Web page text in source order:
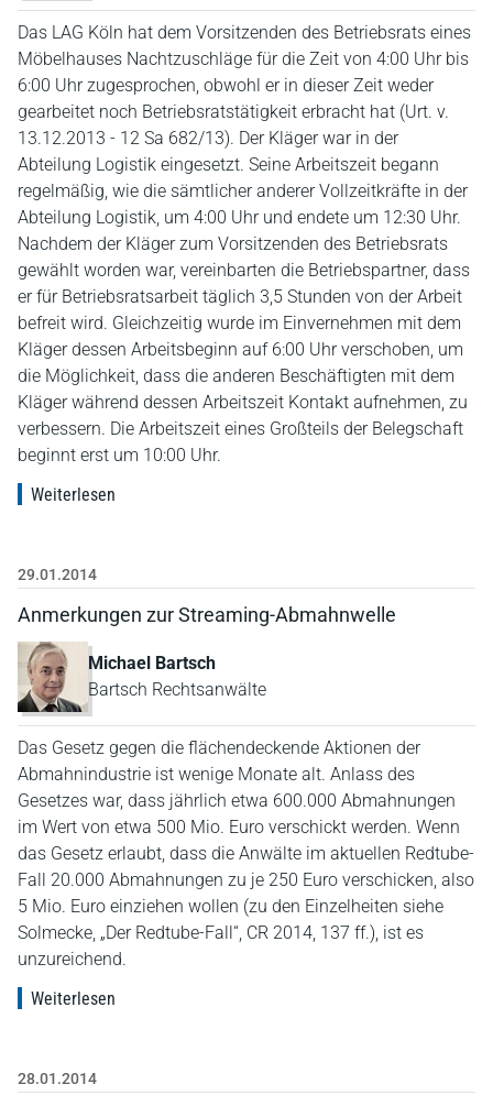
Das LAG Köln hat dem Vorsitzenden des Betriebsrats eines
Möbelhauses Nachtzuschläge für die Zeit von 4:00 Uhr bis
6:00 Uhr zugesprochen, obwohl er in dieser Zeit weder
gearbeitet noch Betriebsratstätigkeit erbracht hat (Urt. v.
13.12.2013 - 12 Sa 682/13). Der Kläger war in der
Abteilung Logistik eingesetzt. Seine Arbeitszeit begann
regelmäßig, wie die sämtlicher anderer Vollzeitkräfte in der
Abteilung Logistik, um 4:00 Uhr und endete um 12:30 Uhr.
Nachdem der Kläger zum Vorsitzenden des Betriebsrats
gewählt worden war, vereinbarten die Betriebspartner, dass
er für Betriebsratsarbeit täglich 3,5 Stunden von der Arbeit
befreit wird. Gleichzeitig wurde im Einvernehmen mit dem
Kläger dessen Arbeitsbeginn auf 6:00 Uhr verschoben, um
die Möglichkeit, dass die anderen Beschäftigten mit dem
Kläger während dessen Arbeitszeit Kontakt aufnehmen, zu
verbessern. Die Arbeitszeit eines Großteils der Belegschaft
beginnt erst um 10:00 Uhr.
Weiterlesen
29.01.2014
Anmerkungen zur Streaming-Abmahnwelle
Michael Bartsch
Bartsch Rechtsanwälte
Das Gesetz gegen die flächendeckende Aktionen der
Abmahnindustrie ist wenige Monate alt. Anlass des
Gesetzes war, dass jährlich etwa 600.000 Abmahnungen
im Wert von etwa 500 Mio. Euro verschickt werden. Wenn
das Gesetz erlaubt, dass die Anwälte im aktuellen Redtube-
Fall 20.000 Abmahnungen zu je 250 Euro verschicken, also
5 Mio. Euro einziehen wollen (zu den Einzelheiten siehe
Solmecke, „Der Redtube-Fall“, CR 2014, 137 ff.), ist es
unzureichend.
Weiterlesen
28.01.2014